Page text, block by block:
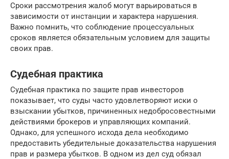
Сроки рассмотрения жалоб могут варьироваться в
зависимости от инстанции и характера нарушения.
Важно помнить, что соблюдение процессуальных
сроков является обязательным условием для защиты
своих прав.
Судебная практика
Судебная практика по защите прав инвесторов
показывает, что суды часто удовлетворяют иски о
взыскании убытков, причиненных недобросовестными
действиями брокеров и управляющих компаний.
Однако, для успешного исхода дела необходимо
предоставить убедительные доказательства нарушения
прав и размера убытков. В одном из дел суд обязал